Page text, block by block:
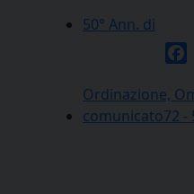
50° Ann. di
Ordinazione,
comunicato72 -